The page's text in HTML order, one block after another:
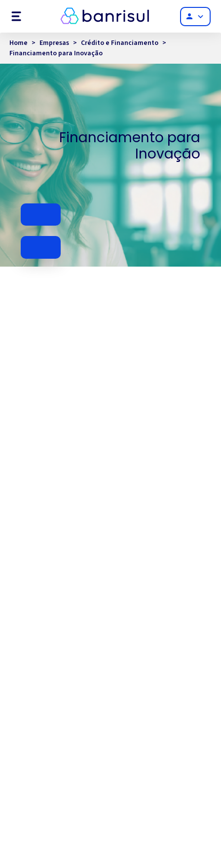
Menu person
Home > Empresas > Crédito e Financiamento >
Financiamento para Inovação
Financiamento para
Inovação